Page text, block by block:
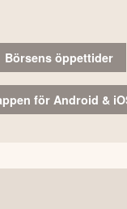
Börsens öppettider
för Android &